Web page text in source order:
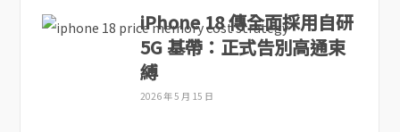
iPhone 18 傳全面採用自研
5G 基帶：正式告別高通束
縛
2026 年 5 月 15 日